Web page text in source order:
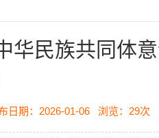
民族共同体意
日期：2026-01-06 浏览： 29次